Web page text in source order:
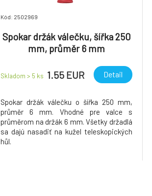
Kód: 2502969
Spokar držák válečku, šířka 250
mm, průměr 6 mm
Skladom > 5 ks 1.55 EUR Detail
Spokar držák válečku o šířka 250 mm,
průměr 6 mm. Vhodné pre valce s
průměrom na držák 6 mm. Všetky držadlá
sa dajú nasadiť na kužel teleskopických
hůl.